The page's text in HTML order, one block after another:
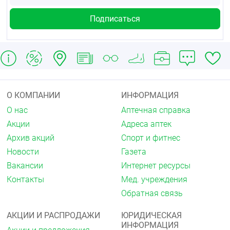
Препарат Эскапел® следует использовать только
в качестве экстренного контрацептива, он не
контрацепции. Если в одном менструальном цикле
Вы принимаете препарат Эскапел® более одного
раза, его действие становится менее надежным, и
возрастает.
Препарат Эскапел® не эффективен в качестве
средства для регулярной контрацепции. Ваш врач
может рассказать Вам о методах регулярной
контрацепции, которые более эффективны для
предотвращения беременности.
Что делать, если у Вас возникла рвота
Если у Вас возникла рвота в течение 3часов после
приема препарата, необходимо принять еще
1таблетку. Вам необходимо как можно скорее
1упаковку препарата.
О КОМПАНИИ
О нас
Акции
Архив акций
Новости
Вакансии
Контакты
ИНФОРМАЦИЯ
Аптечная справка
Адреса аптек
Спорт и фитнес
Газета
Интернет ресурсы
Мед. учреждения
Обратная связь
АКЦИИ И РАСПРОДАЖИ
ЮРИДИЧЕСКАЯ
ИНФОРМАЦИЯ